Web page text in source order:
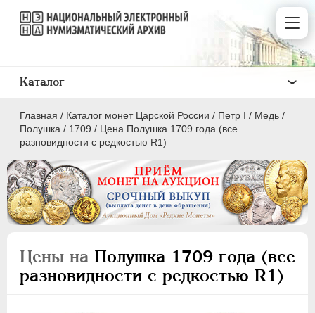
Главная / Каталог монет Царской России / Пeтр I / Медь /
Полушка / 1709 / Цена Полушка 1709 года (все
разновидности с редкостью R1)
Цены на Полушка 1709 года (все
разновидности с редкостью R1)
Каталог
ПEТР I 1699 - 1725
Серебро
Медь